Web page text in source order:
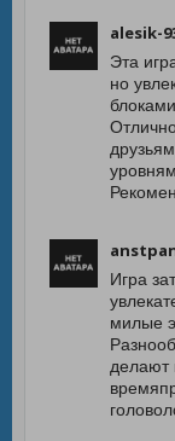
alesik-
Эта
но
Игра
милые
делают